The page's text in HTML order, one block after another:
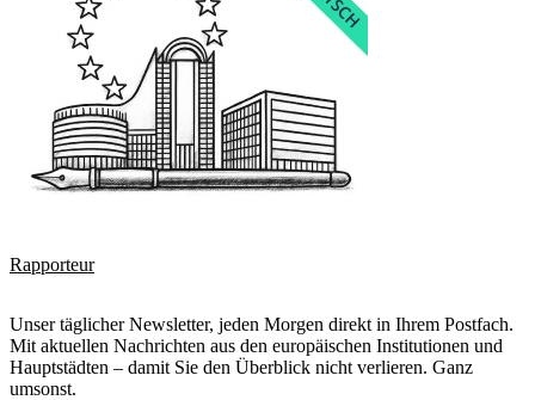
Rapporteur
Unser täglicher Newsletter, jeden Morgen direkt in Ihrem Postfach.
Mit aktuellen Nachrichten aus den europäischen Institutionen und
Hauptstädten – damit Sie den Überblick nicht verlieren. Ganz
umsonst.